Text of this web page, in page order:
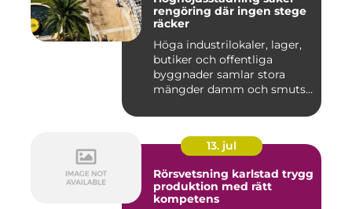
rengöring där ingen stege
räcker
Höga industrilokaler, lager,
butiker och offentliga
byggnader samlar stora
mängder damm och smuts
13. jul
Rörsvetsning karlstad trygg
produktion med rätt
kompetens